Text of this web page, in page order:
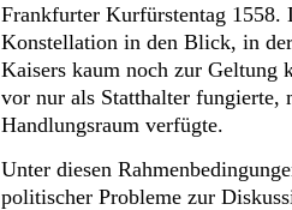
Frankfurter Kurfürstentag
Konstellation in den Blick, in
Kaisers kaum noch zur Geltung
vor nur als Statthalter fungierte,
Handlungsraum verfügte.
Unter diesen
politischer Probleme zur